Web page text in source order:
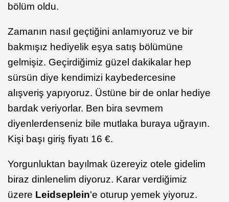
bölüm oldu.
Zamanın nasıl geçtiğini anlamıyoruz ve bir
bakmışız hediyelik eşya satış bölümüne
gelmişiz. Geçirdiğimiz güzel dakikalar hep
sürsün diye kendimizi kaybedercesine
alışveriş yapıyoruz. Üstüne bir de onlar hediye
bardak veriyorlar. Ben bira sevmem
diyenlerdenseniz bile mutlaka buraya uğrayın.
Kişi başı giriş fiyatı 16 €.
Yorgunluktan bayılmak üzereyiz otele gidelim
biraz dinlenelim diyoruz. Karar verdiğimiz
üzere Leidseplein'e oturup yemek yiyoruz.